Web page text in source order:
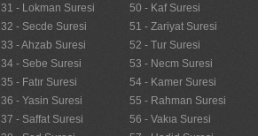
31 - Lokman Suresi
32 - Secde Suresi
33 - Ahzab Suresi
34 - Sebe Suresi
35 - Fatır Suresi
36 - Yasin Suresi
37 - Saffat Suresi
50 - Kaf Suresi
51 - Zariyat Suresi
52 - Tur Suresi
53 - Necm Suresi
54 - Kamer Suresi
55 - Rahman Suresi
56 - Vakıa Suresi